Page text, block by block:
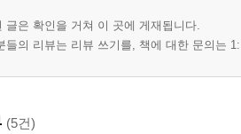
프 처리 134
속 151
글은 확인을 거쳐 이 곳에 게재됩니다.
들의 리뷰는 리뷰 쓰기를, 책에 대한 문의는
(5건)